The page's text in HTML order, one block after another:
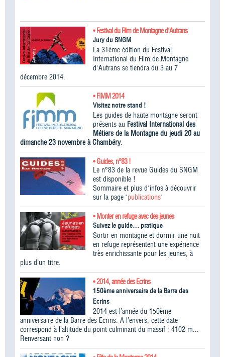
• Festival du Film de Montagne d'Autrans
Jury du SNGM
La 31ème édition du Festival
International du Film de Montagne
d'Autrans se tiendra du 3 au 7
décembre 2014.
• FIMM 2014
Visitez notre stand !
Les guides de haute montagne seront
présents au Festival International des
Métiers de la Montagne du jeudi 20 au
dimanche 23 novembre à Chambéry.
• Guides, n°83 !
Le n°83 de la revue Guides du SNGM
est disponible !
Sommaire et plus d'infos à découvrir
sur la page "publications"
• Monter en refuge avec des jeunes
Suivez le guide… pratique
Sortir en montagne et dormir une nuit
en refuge représentent une expérience
très enrichissante pour les jeunes, à
plus d’un titre.
• 2014, année des Ecrins
150ème anniversaire de la Barre des
Ecrins
2014 est l’année du 150ème
anniversaire de la Barre des Ecrins. A l’envers, cette date
correspond à l’altitude du point culminant du massif : 4102 m...
Renversant non ?